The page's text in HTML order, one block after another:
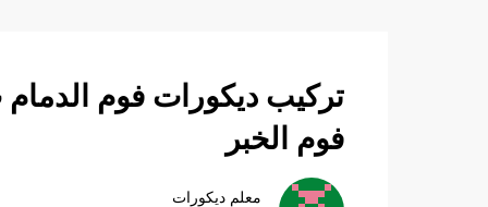
فوم الخبر
معلم ديكورات